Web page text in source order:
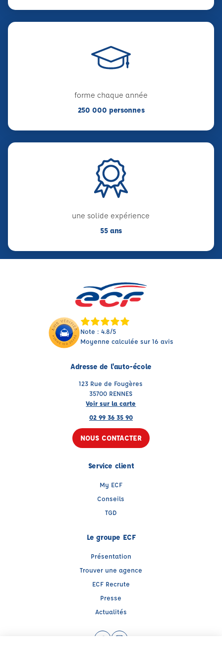
forme chaque année
250 000 personnes
une solide expérience
55 ans
Note : 4.8/5
Moyenne calculée sur 16 avis
Adresse de l'auto-école
123 Rue de Fougères
35700 RENNES
Voir sur la carte
02 99 36 35 90
NOUS CONTACTER
Service client
My ECF
Conseils
TGD
Le groupe ECF
Présentation
Trouver une agence
ECF Recrute
Presse
Actualités